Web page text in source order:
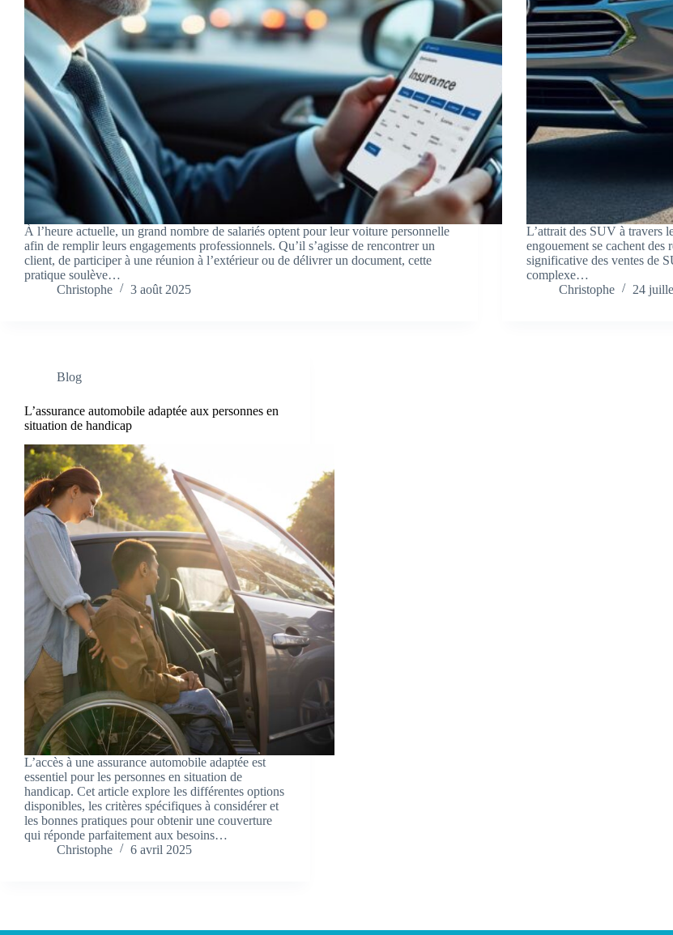
À l’heure actuelle, un grand nombre de salariés optent pour leur voiture personnelle
afin de remplir leurs engagements professionnels. Qu’il s’agisse de rencontrer un
client, de participer à une réunion à l’extérieur ou de délivrer un document, cette
pratique soulève…
Christophe
3 août 2025
L’attrait des SUV à travers
engouement se cachent
significative des ventes de
complexe…
Christophe
24
Blog
L’assurance automobile adaptée aux personnes en
situation de handicap
L’accès à une assurance automobile adaptée est
essentiel pour les personnes en situation de
handicap. Cet article explore les différentes options
disponibles, les critères spécifiques à considérer et
les bonnes pratiques pour obtenir une couverture
qui réponde parfaitement aux besoins…
Christophe
6 avril 2025